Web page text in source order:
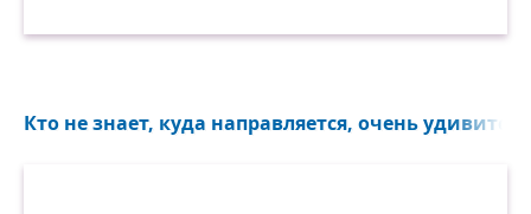
Кто не знает, куда направляется, очень